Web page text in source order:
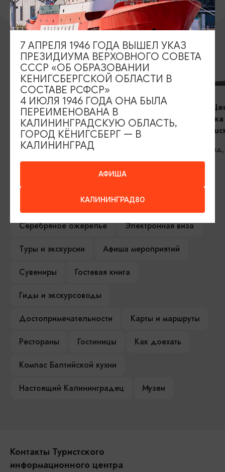
ДРУГИЕ МЕСТА
ВЕЛОСИПЕДЫ
«Фрайдей Центр»/Friday Center:
Велопрогулка в Национальном
парке «Виштынецкий»
Калининград, ул. Пр-т. Победы, 191Д
«Фрайдей
парке
ИЩИТЕ ТАКЖЕ НА НАШЕМ САЙТЕ
Серебряное ожерелье
Электронная виза
Туры и экскурсии
Афиша мероприятий
Сувениры
Гостевая книга
Гиды и экскурсоводы
Достопримечательности
Карты и маршруты
Рестораны
Гостиницы
Как доехать
Компас Балтийской кухни
Настоящий Калининградец
Музеи
Контакты Туристского
информационного центра
АФИША
КАЛИНИНГРАД80
7 АПРЕЛЯ 1946 ГОДА ВЫШЕЛ УКАЗ
ПРЕЗИДИУМА ВЕРХОВНОГО СОВЕТА
СССР «ОБ ОБРАЗОВАНИИ
КЕНИГСБЕРГСКОЙ ОБЛАСТИ В
СОСТАВЕ РСФСР»
4 ИЮЛЯ 1946 ГОДА ОНА БЫЛА
ПЕРЕИМЕНОВАНА В
КАЛИНИНГРАДСКУЮ ОБЛАСТЬ,
ГОРОД КЁНИГСБЕРГ — В
КАЛИНИНГРАД